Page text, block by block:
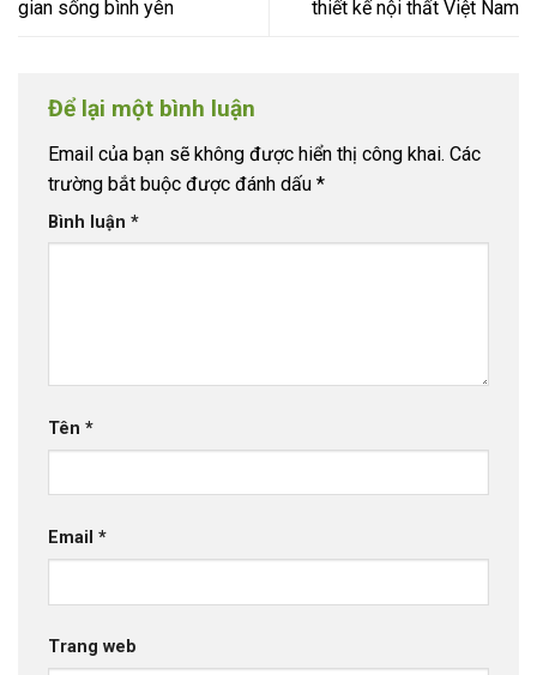
gian sống bình yên thiết kế nội thất Việt Nam
Để lại một bình luận
Email của bạn sẽ không được hiển thị công khai. Các
trường bắt buộc được đánh dấu *
Bình luận *
Tên *
Email *
Trang web